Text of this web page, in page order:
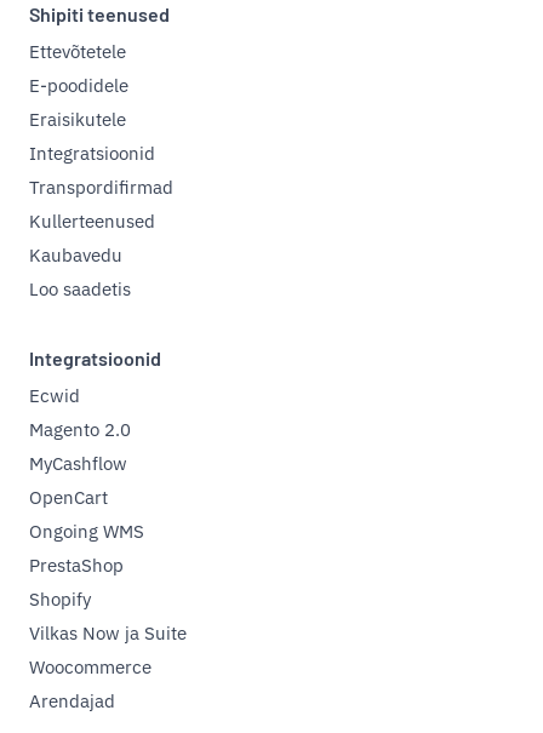
Shipiti teenused
Ettevõtetele
E-poodidele
Eraisikutele
Integratsioonid
Transpordifirmad
Kullerteenused
Kaubavedu
Loo saadetis
Integratsioonid
Ecwid
Magento 2.0
MyCashflow
OpenCart
Ongoing WMS
PrestaShop
Shopify
Vilkas Now ja Suite
Woocommerce
Arendajad